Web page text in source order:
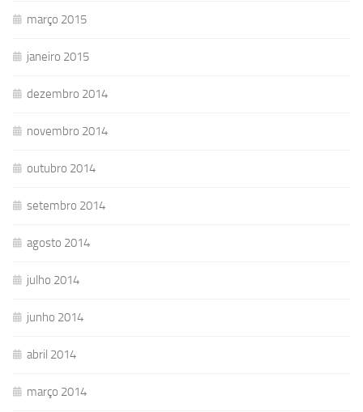
março 2015
janeiro 2015
dezembro 2014
novembro 2014
outubro 2014
setembro 2014
agosto 2014
julho 2014
junho 2014
abril 2014
março 2014